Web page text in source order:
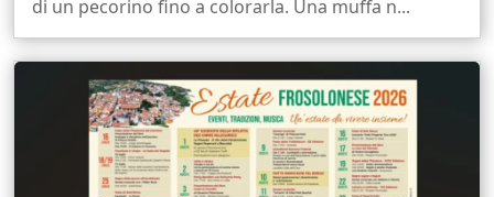
di un pecorino fino a colorarla. Una muffa n...